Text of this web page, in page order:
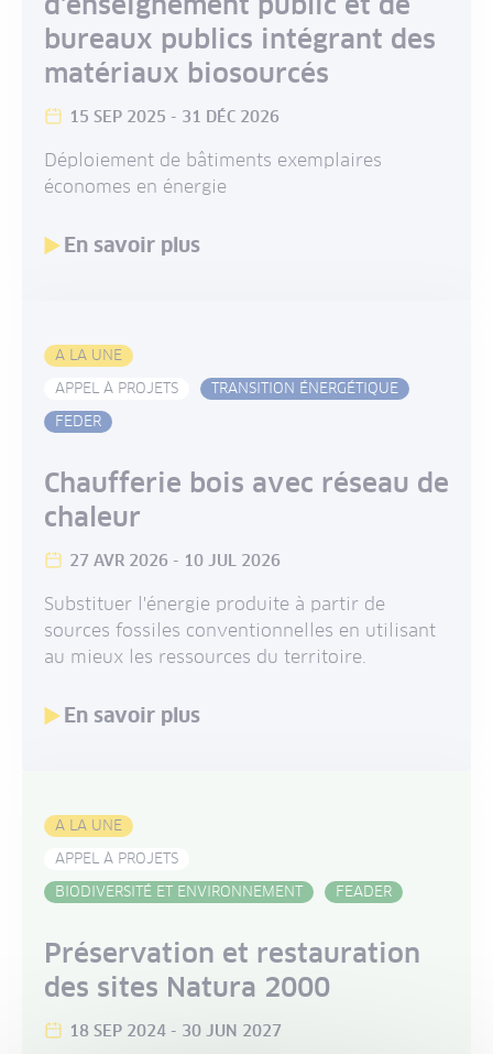
bureaux publics intégrant des
matériaux biosourcés
15 SEP 2025 - 31 DÉC 2026
Déploiement de bâtiments exemplaires
économes en énergie
En savoir plus
A LA UNE
APPEL À PROJETS
TRANSITION ÉNERGÉTIQUE
FEDER
Chaufferie bois avec réseau de
chaleur
27 AVR 2026 - 10 JUL 2026
Substituer l'énergie produite à partir de
sources fossiles conventionnelles en utilisant
au mieux les ressources du territoire.
En savoir plus
A LA UNE
APPEL À PROJETS
BIODIVERSITÉ ET ENVIRONNEMENT
FEADER
Préservation et restauration
des sites Natura 2000
18 SEP 2024 - 30 JUN 2027